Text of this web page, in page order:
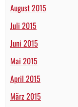
August 2015
Juli 2015
Juni 2015
Mai 2015
April 2015
März 2015